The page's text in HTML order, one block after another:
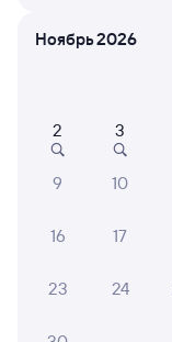
от 2 ⁠211 ⁠₽
Ноябрь 2026
2 3
9 10
16 17
23 24